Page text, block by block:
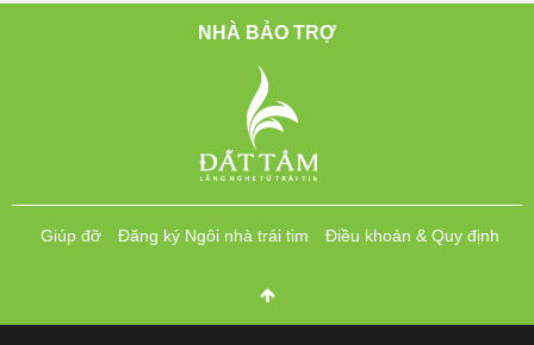
NHÀ BẢO TRỢ
Giúp đỡ Đăng ký Ngôi nhà trái tim Điều khoản & Quy định